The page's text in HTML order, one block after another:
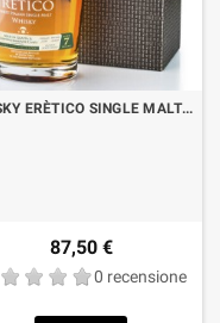
WHISKY ERÈTICO SINGLE MALT 7 YO IN GRAPPA E GEWURZTRAMINER CASKS CL.70 CON ASTUCCIO
87,50 €
0 recensione